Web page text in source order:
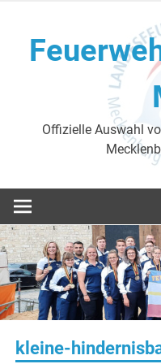
content
Offizielle Auswahl
kleine-